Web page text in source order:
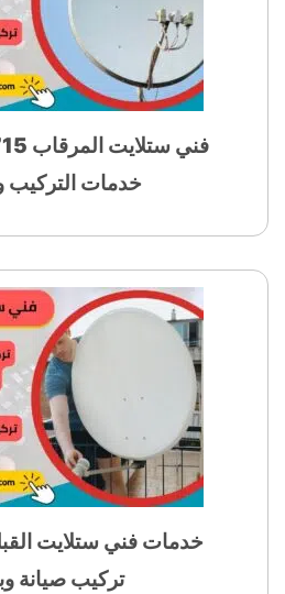
خدمات التركيب
تركيب صيانة